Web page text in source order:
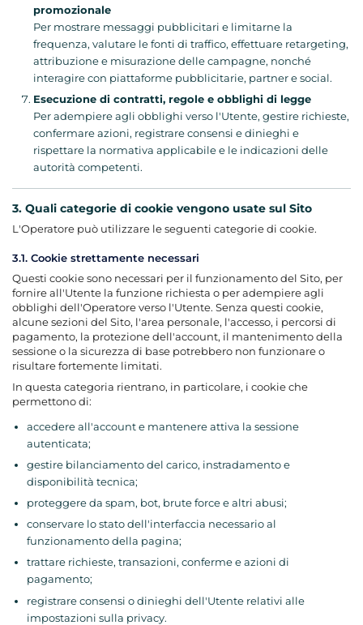
promozionale
Per mostrare messaggi pubblicitari e limitarne la
frequenza, valutare le fonti di traffico, effettuare retargeting,
attribuzione e misurazione delle campagne, nonché
interagire con piattaforme pubblicitarie, partner e social.
Esecuzione di contratti, regole e obblighi di legge
Per adempiere agli obblighi verso l'Utente, gestire richieste,
confermare azioni, registrare consensi e dinieghi e
rispettare la normativa applicabile e le indicazioni delle
autorità competenti.
3. Quali categorie di cookie vengono usate sul Sito
L'Operatore può utilizzare le seguenti categorie di cookie.
3.1. Cookie strettamente necessari
Questi cookie sono necessari per il funzionamento del Sito, per
fornire all'Utente la funzione richiesta o per adempiere agli
obblighi dell'Operatore verso l'Utente. Senza questi cookie,
alcune sezioni del Sito, l'area personale, l'accesso, i percorsi di
pagamento, la protezione dell'account, il mantenimento della
sessione o la sicurezza di base potrebbero non funzionare o
risultare fortemente limitati.
In questa categoria rientrano, in particolare, i cookie che
permettono di:
accedere all'account e mantenere attiva la sessione
autenticata;
gestire bilanciamento del carico, instradamento e
disponibilità tecnica;
proteggere da spam, bot, brute force e altri abusi;
conservare lo stato dell'interfaccia necessario al
funzionamento della pagina;
trattare richieste, transazioni, conferme e azioni di
pagamento;
registrare consensi o dinieghi dell'Utente relativi alle
impostazioni sulla privacy.